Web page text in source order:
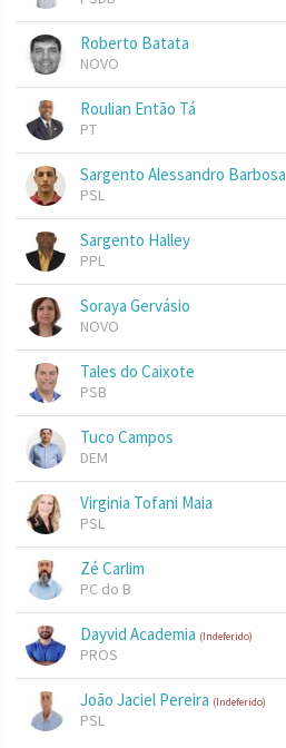
Roberto Batata
NOVO
Roulian Então Tá
PT
Sargento Alessandro Barbosa
PSL
Sargento Halley
PPL
Soraya Gervásio
NOVO
Tales do Caixote
PSB
Tuco Campos
DEM
Virginia Tofani Maia
PSL
Zé Carlim
PC do B
Dayvid Academia (Indeferido)
PROS
João Jaciel Pereira (Indeferido)
PSL